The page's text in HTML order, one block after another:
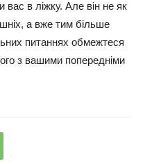
вас в ліжку. Але він не як
а вже тим більше
питаннях обмежтеся
з вашими попередніми